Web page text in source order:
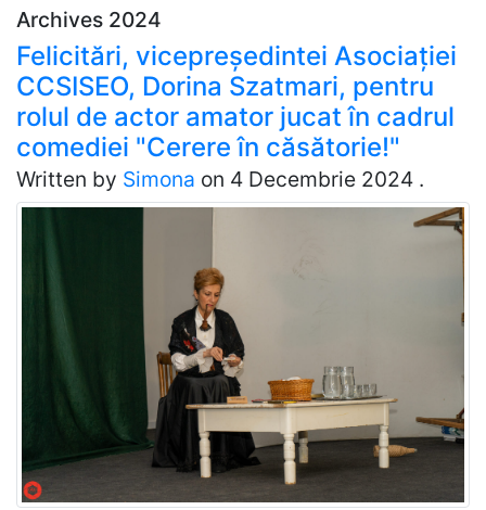
Archives 2024
Felicitări, vicepreședintei Asociației
CCSISEO, Dorina Szatmari, pentru
rolul de actor amator jucat în cadrul
comediei "Cerere în căsătorie!"
Written by Simona on 4 Decembrie 2024 .